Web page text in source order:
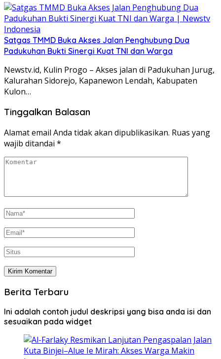
Satgas TMMD Buka Akses Jalan Penghubung Dua
Padukuhan Bukti Sinergi Kuat TNI dan Warga
Newstv.id, Kulin Progo – Akses jalan di Padukuhan Jurug,
Kalurahan Sidorejo, Kapanewon Lendah, Kabupaten
Kulon…
Tinggalkan Balasan
Alamat email Anda tidak akan dipublikasikan. Ruas yang
wajib ditandai *
Berita Terbaru
Ini adalah contoh judul deskripsi yang bisa anda isi dan
sesuaikan pada widget